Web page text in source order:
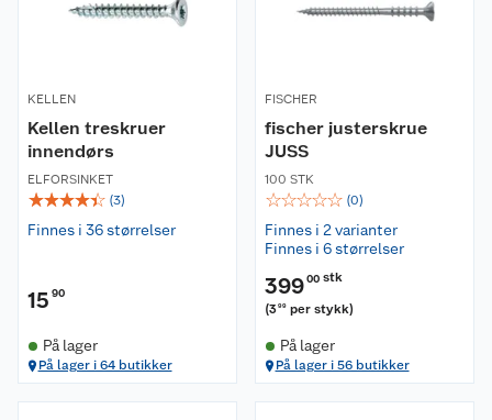
KELLEN
Kellen treskruer
innendørs
ELFORSINKET
☆☆☆☆☆ (3)
Finnes i 36 størrelser
15 90
På lager
På lager i 64 butikker
FISCHER
fischer justerskrue
JUSS
100 STK
☆☆☆☆☆ (0)
Finnes i 2 varianter
Finnes i 6 størrelser
39900 stk
(399 per stykk)
På lager
På lager i 56 butikker